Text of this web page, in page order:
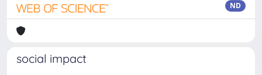
ND
social impact